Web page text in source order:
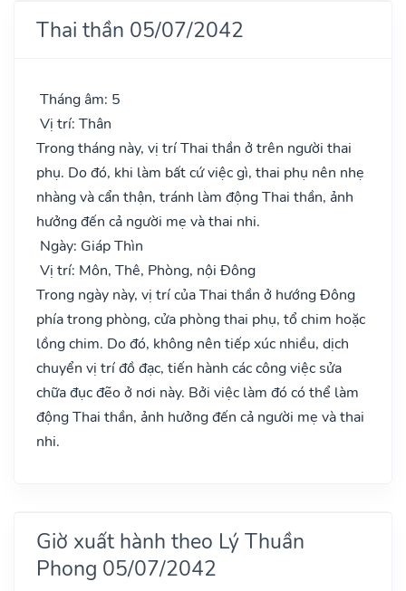
Thai thần 05/07/2042
Tháng âm: 5
Vị trí: Thân
Trong tháng này, vị trí Thai thần ở trên người thai
phụ. Do đó, khi làm bất cứ việc gì, thai phụ nên nhẹ
nhàng và cẩn thận, tránh làm động Thai thần, ảnh
hưởng đến cả người mẹ và thai nhi.
Ngày: Giáp Thìn
Vị trí: Môn, Thê, Phòng, nội Đông
Trong ngày này, vị trí của Thai thần ở hướng Đông
phía trong phòng, cửa phòng thai phụ, tổ chim hoặc
lồng chim. Do đó, không nên tiếp xúc nhiều, dịch
chuyển vị trí đồ đạc, tiến hành các công việc sửa
chữa đục đẽo ở nơi này. Bởi việc làm đó có thể làm
động Thai thần, ảnh hưởng đến cả người mẹ và thai
nhi.
Giờ xuất hành theo Lý Thuần
Phong 05/07/2042